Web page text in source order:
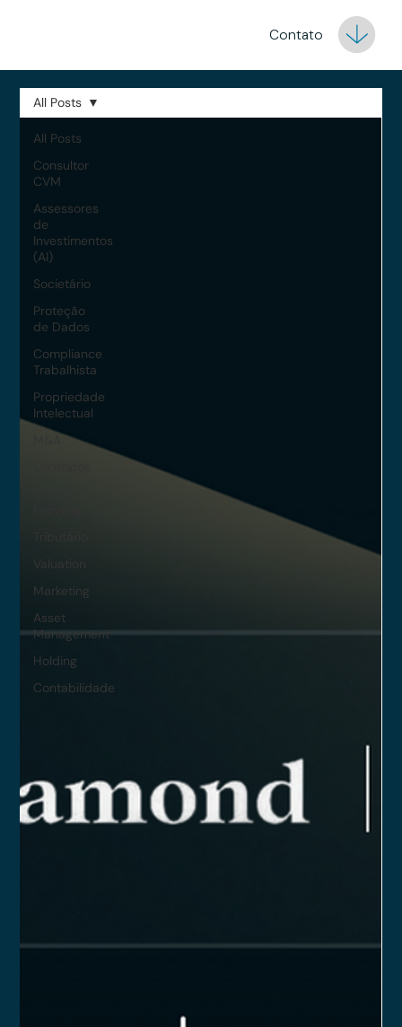
Contato
All Posts
Consultor
CVM
Assessores
de
Investimentos
(AI)
Societário
Proteção
de Dados
Compliance
Trabalhista
Propriedade
Intelectual
Valuation
Marketing
Asset
Management
Holding
Contabilidade
All Posts